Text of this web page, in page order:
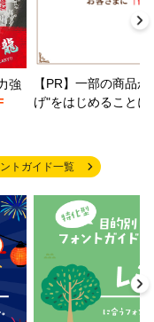
強
【PR】一部の商品
げ"をはじめること
トガイド一覧